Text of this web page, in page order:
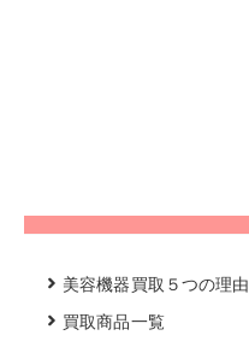
美容機器買取５つの理由
買取商品一覧